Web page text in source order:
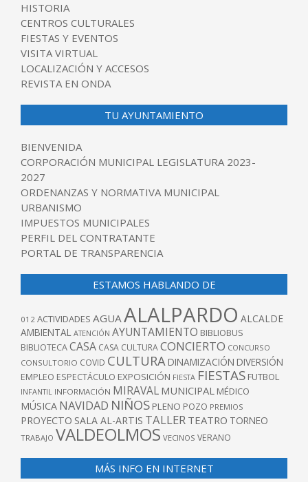
HISTORIA
CENTROS CULTURALES
FIESTAS Y EVENTOS
VISITA VIRTUAL
LOCALIZACIÓN Y ACCESOS
REVISTA EN ONDA
TU AYUNTAMIENTO
BIENVENIDA
CORPORACIÓN MUNICIPAL LEGISLATURA 2023-
2027
ORDENANZAS Y NORMATIVA MUNICIPAL
URBANISMO
IMPUESTOS MUNICIPALES
PERFIL DEL CONTRATANTE
PORTAL DE TRANSPARENCIA
ESTAMOS HABLANDO DE
012 ACTIVIDADES AGUAALALPARDO ALCALDE
AMBIENTAL ATENCIÓN AYUNTAMIENTO BIBLIOBUS
BIBLIOTECACASA CASA CULTURACONCIERTO CONCURSO
CONSULTORIO COVID CULTURA DINAMIZACIÓN DIVERSIÓN
EMPLEO ESPECTÁCULO EXPOSICIÓN FIESTA FIESTAS FUTBOL
INFANTIL INFORMACIÓN MIRAVAL MUNICIPAL MÉDICO
MÚSICA NAVIDAD NIÑOS PLENO POZO PREMIOS
PROYECTO SALA AL-ARTIS TALLER TEATRO TORNEO
TRABAJO VALDEOLMOS VECINOS VERANO
MÁS INFO EN INTERNET